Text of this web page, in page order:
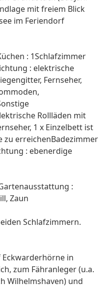
mit freiem Blick
im Feriendorf
: 1Schlafzimmer
: elektrische
Fernseher,
Rollläden mit
1 x Einzelbett ist
zu erreichenBadezimmer
: ebenerdige
:
Zaun
Schlafzimmern.
in
zum Fähranleger (u.a.
Wilhelmshaven) und